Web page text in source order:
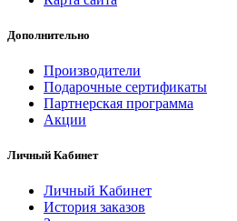
Дополнительно
Производители
Подарочные сертификаты
Партнерская программа
Акции
Личный Кабинет
Личный Кабинет
История заказов